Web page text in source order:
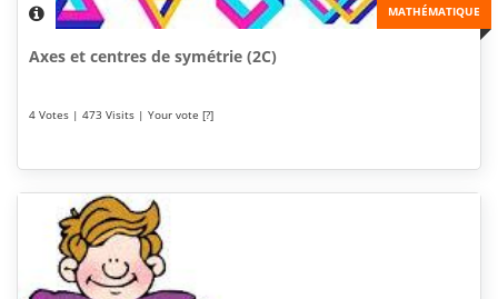
MATHÉMATIQUE
Axes et centres de symétrie (2C)
4 Votes | 473 Visits | Your vote [?]